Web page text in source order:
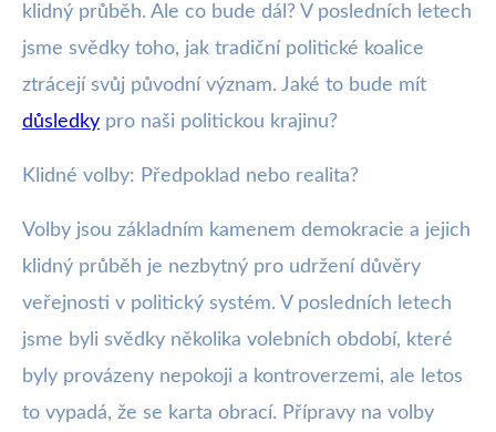
klidný průběh. Ale co bude dál? V posledních letech
jsme svědky toho, jak tradiční politické koalice
ztrácejí svůj původní význam. Jaké to bude mít
důsledky pro naši politickou krajinu?
Klidné volby: Předpoklad nebo realita?
Volby jsou základním kamenem demokracie a jejich
klidný průběh je nezbytný pro udržení důvěry
veřejnosti v politický systém. V posledních letech
jsme byli svědky několika volebních období, které
byly provázeny nepokoji a kontroverzemi, ale letos
to vypadá, že se karta obrací. Přípravy na volby